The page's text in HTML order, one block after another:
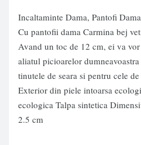
Incaltaminte Dama, Pantofi
Cu pantofii dama Carmina bej
Avand un toc de 12 cm, ei va
aliatul picioarelor
tinutele de seara si pentru cele
Exterior din piele intoarsa
ecologica Talpa sintetica
2.5 cm